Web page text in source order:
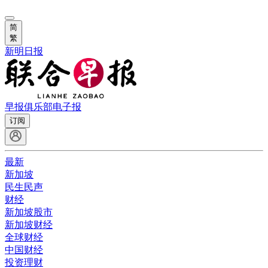
简
繁
新明日报
早报俱乐部电子报
订阅
最新
新加坡
民生民声
财经
新加坡股市
新加坡财经
全球财经
中国财经
投资理财